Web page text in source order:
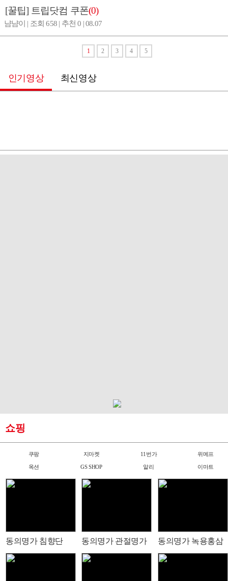
쇼핑
쿠팡 지마켓 11번가 위메프
옥션 GS SHOP 알리 이마트
동의명가 침향단 동의명가 관절명가 동의명가 녹용홍삼